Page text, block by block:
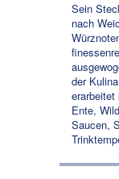
Sein
nach
der
Ente,
Saucen,